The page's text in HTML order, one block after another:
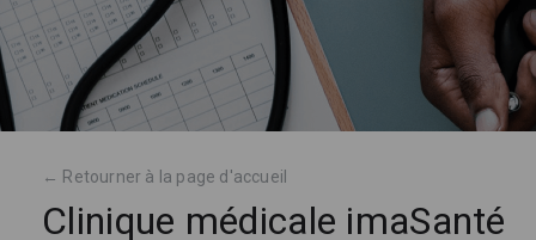
← Retourner à la page d'accueil
Clinique médicale imaSanté